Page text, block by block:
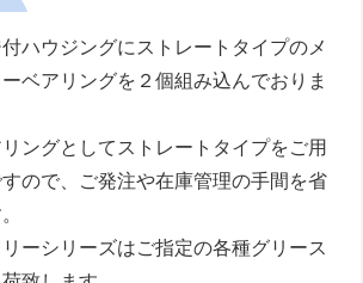
ハウジングにストレートタイプのメ
ベアリングを２個組み込んでおりま
ングとしてストレートタイプをご用
ので、ご発注や在庫管理の手間を省
ーシリーズはご指定の各種グリース